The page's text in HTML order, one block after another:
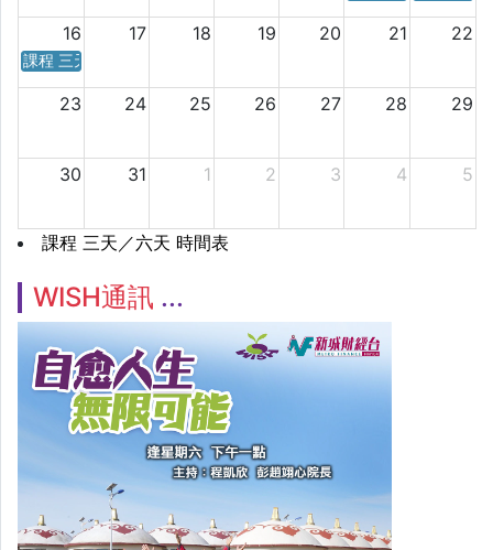
16 17 18 19 20 21 22
課程 三天／六天 時間表
23 24 25 26 27 28 29
30 31 1 2 3 4 5
課程 三天／六天 時間表
WISH通訊